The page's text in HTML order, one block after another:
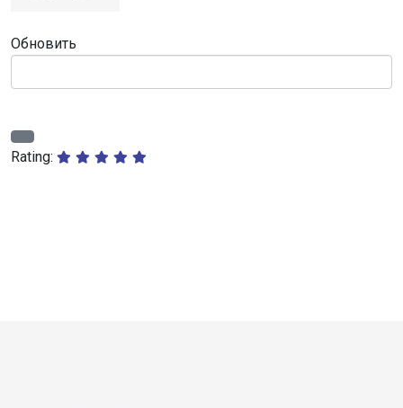
Обновить
Rating: